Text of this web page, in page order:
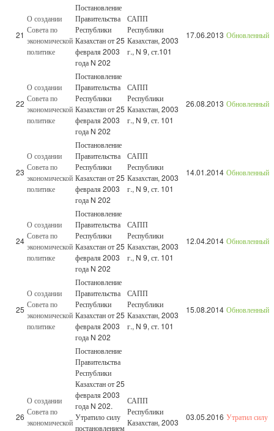
21
О создании
Совета по
экономической
политике
Постановление
Правительства
Республики
Казахстан от 25
февраля 2003
года N 202
САПП
Республики
Казахстан, 2003
г., N 9, ст.101
17.06.2013 Обновленный
22
О создании
Совета по
экономической
политике
Постановление
Правительства
Республики
Казахстан от 25
февраля 2003
года N 202
САПП
Республики
Казахстан, 2003
г., N 9, ст. 101
26.08.2013 Обновленный
23
О создании
Совета по
экономической
политике
Постановление
Правительства
Республики
Казахстан от 25
февраля 2003
года N 202
САПП
Республики
Казахстан, 2003
г., N 9, ст. 101
14.01.2014 Обновленный
24
О создании
Совета по
экономической
политике
Постановление
Правительства
Республики
Казахстан от 25
февраля 2003
года N 202
САПП
Республики
Казахстан, 2003
г., N 9, ст. 101
12.04.2014 Обновленный
25
О создании
Совета по
экономической
политике
Постановление
Правительства
Республики
Казахстан от 25
февраля 2003
года N 202
САПП
Республики
Казахстан, 2003
г., N 9, ст. 101
15.08.2014 Обновленный
26
О создании
Совета по
экономической
Постановление
Правительства
Республики
Казахстан от 25
февраля 2003
года N 202.
Утратило силу
постановлением
САПП
Республики
Казахстан, 2003
03.05.2016 Утратил силу